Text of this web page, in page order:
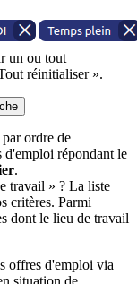
un ou tout
réinitialiser ».
ordre de
d'emploi répondant le
.
travail » ? La liste
critères. Parmi
dont le lieu de travail
offres d'emploi via
situation de